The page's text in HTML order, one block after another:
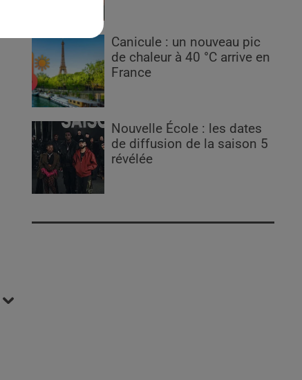
Canicule : un nouveau pic
de chaleur à 40 °C arrive en
France
Nouvelle École : les dates
de diffusion de la saison 5
révélée